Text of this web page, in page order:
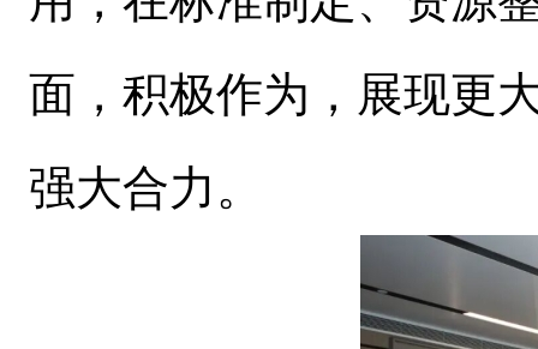
面，积极作为，展现更
强大合力。